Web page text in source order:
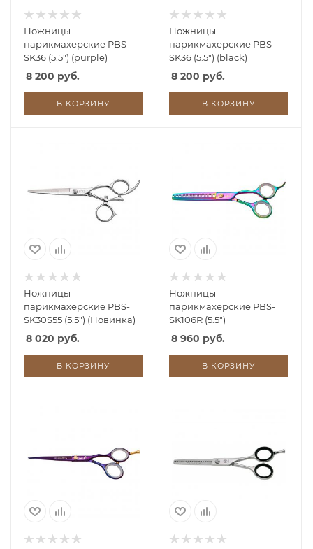
Ножницы
парикмахерские PBS-
SK36 (5.5") (purple)
8 200 руб.
В КОРЗИНУ
Ножницы
парикмахерские PBS-
SK36 (5.5") (black)
8 200 руб.
В КОРЗИНУ
Ножницы
парикмахерские PBS-
SK30S55 (5.5") (Новинка)
8 020 руб.
В КОРЗИНУ
Ножницы
парикмахерские PBS-
SK106R (5.5")
8 960 руб.
В КОРЗИНУ